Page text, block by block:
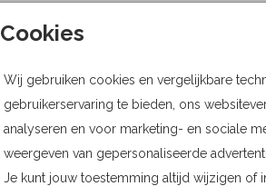
Cookies
Wij gebruiken cookies en vergelijkbare
gebruikerservaring te bieden, ons
analyseren en voor marketing- en sociale
weergeven van gepersonaliseerde
Je kunt jouw toestemming altijd wijzigen of